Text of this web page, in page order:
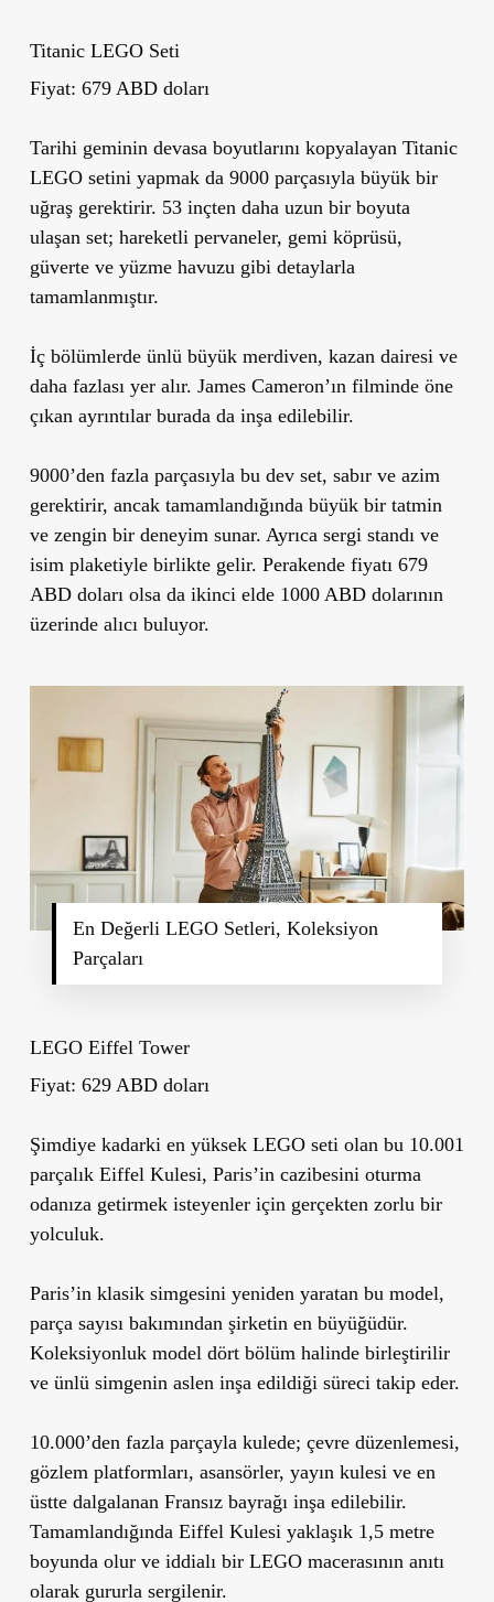
Titanic LEGO Seti
Fiyat: 679 ABD doları
Tarihi geminin devasa boyutlarını kopyalayan Titanic
LEGO setini yapmak da 9000 parçasıyla büyük bir
uğraş gerektirir. 53 inçten daha uzun bir boyuta
ulaşan set; hareketli pervaneler, gemi köprüsü,
güverte ve yüzme havuzu gibi detaylarla
tamamlanmıştır.
İç bölümlerde ünlü büyük merdiven, kazan dairesi ve
daha fazlası yer alır. James Cameron’ın filminde öne
çıkan ayrıntılar burada da inşa edilebilir.
9000’den fazla parçasıyla bu dev set, sabır ve azim
gerektirir, ancak tamamlandığında büyük bir tatmin
ve zengin bir deneyim sunar. Ayrıca sergi standı ve
isim plaketiyle birlikte gelir. Perakende fiyatı 679
ABD doları olsa da ikinci elde 1000 ABD dolarının
üzerinde alıcı buluyor.
En Değerli LEGO Setleri, Koleksiyon
Parçaları
LEGO Eiffel Tower
Fiyat: 629 ABD doları
Şimdiye kadarki en yüksek LEGO seti olan bu 10.001
parçalık Eiffel Kulesi, Paris’in cazibesini oturma
odanıza getirmek isteyenler için gerçekten zorlu bir
yolculuk.
Paris’in klasik simgesini yeniden yaratan bu model,
parça sayısı bakımından şirketin en büyüğüdür.
Koleksiyonluk model dört bölüm halinde birleştirilir
ve ünlü simgenin aslen inşa edildiği süreci takip eder.
10.000’den fazla parçayla kulede; çevre düzenlemesi,
gözlem platformları, asansörler, yayın kulesi ve en
üstte dalgalanan Fransız bayrağı inşa edilebilir.
Tamamlandığında Eiffel Kulesi yaklaşık 1,5 metre
boyunda olur ve iddialı bir LEGO macerasının anıtı
olarak gururla sergilenir.